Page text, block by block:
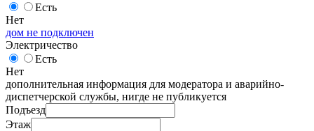
Есть
Нет
дом не подключен
Электричество
Есть
Нет
дополнительная информация для модератора и аварийно-
диспетчерской службы, нигде не публикуется
Подъезд
Этаж